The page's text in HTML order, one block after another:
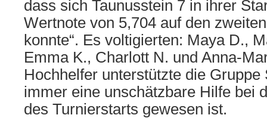
dass sich Taunusstein 7 in ihrer
Wertnote von 5,704 auf den
konnte“. Es voltigierten: Maya D.,
Emma K., Charlott N. und Anna-
Hochhelfer unterstützte die Gruppe
immer eine unschätzbare Hilfe bei
des Turnierstarts gewesen ist.